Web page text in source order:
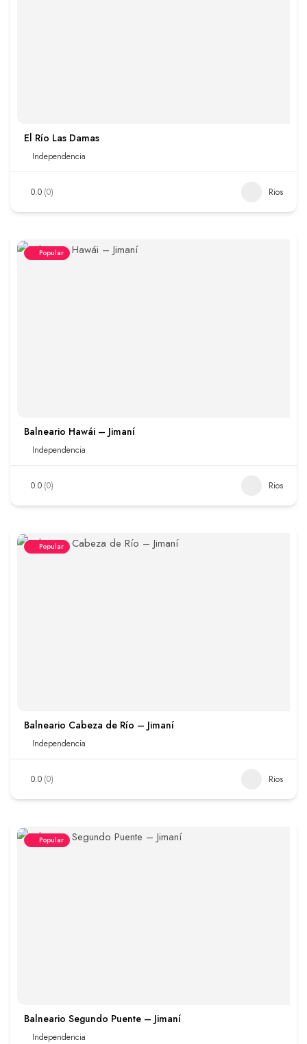
El Río Las Damas
Independencia
0.0 (0) Rios
Popular
Balneario Hawái – Jimaní
Independencia
0.0 (0) Rios
Popular
Balneario Cabeza de Río – Jimaní
Independencia
0.0 (0) Rios
Popular
Balneario Segundo Puente – Jimaní
Independencia